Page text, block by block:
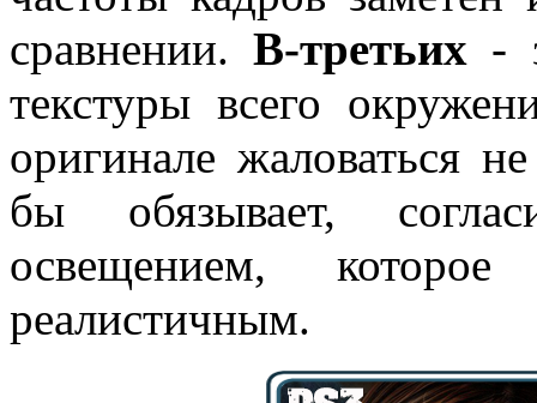
сравнении.В-третьих -
текстуры всего
оригинале жаловаться
бы обязывает,
освещением,
реалистичным.